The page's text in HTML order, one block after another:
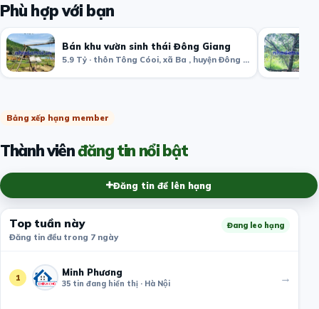
Phù hợp với bạn
Bán khu vườn sinh thái Đông Giang
5.9 Tỷ · thôn Tông Cóoi, xã Ba , huyện Đông Giang, Quảng Nam
Bảng xếp hạng member
Thành viênđăng tin nổi bật
Đăng tin để lên hạng
Top tuần này
Đăng tin đều trong 7 ngày
Đang leo hạng
1 Minh Phương
35 tin đang hiển thị · Hà Nội →